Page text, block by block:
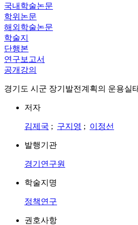
국내학술논문
학위논문
해외학술논문
학술지
단행본
연구보고서
공개강의
경기도 시군 장기발전계획의 운용실
저자
김제국 ; 구지영 ; 이정선
발행기관
경기연구원
학술지명
정책연구
권호사항